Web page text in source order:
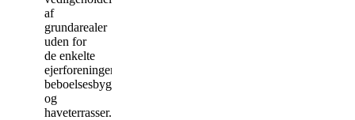
af
grundarealer
uden for
de enkelte
ejerforeningers
beboelsesbygninger
og
haveterrasser.